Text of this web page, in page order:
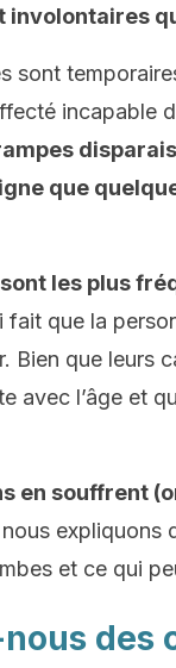
involontaires
sont
incapable
que
les plus
fait que la
Bien que leurs
avec l’âge et
en souffrent
expliquons
et ce qui
des